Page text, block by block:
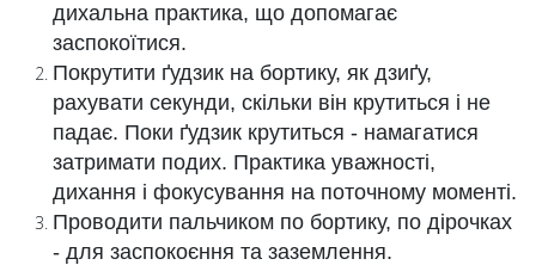
дихальна практика, що допомагає
заспокоїтися.
Покрутити ґудзик на бортику, як дзиґу,
рахувати секунди, скільки він крутиться і не
падає. Поки ґудзик крутиться - намагатися
затримати подих. Практика уважності,
дихання і фокусування на поточному моменті.
Проводити пальчиком по бортику, по дірочках
- для заспокоєння та заземлення.